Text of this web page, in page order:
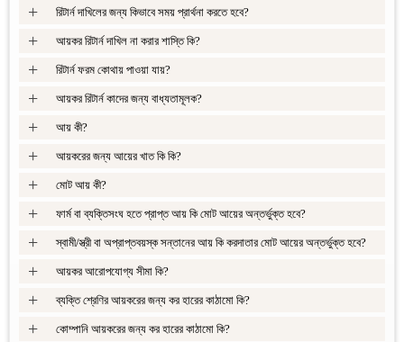
রিটার্ন দাখিলের জন্য কিভাবে সময় প্রার্থনা করতে হবে?
+
আয়কর রিটার্ন দাখিল না করার শাস্তি কি?
+
রিটার্ন ফরম কোথায় পাওয়া যায়?
+
আয়কর রিটার্ন কাদের জন্য বাধ্যতামূলক?
+
আয় কী?
+
আয়করের জন্য আয়ের খাত কি কি?
+
মোট আয় কী?
+
ফার্ম বা ব্যক্তিসংঘ হতে প্রাপ্ত আয় কি মোট আয়ের অন্তর্ভুক্ত হবে?
+
স্বামী/স্ত্রী বা অপ্রাপ্তবয়স্ক সন্তানের আয় কি করদাতার মোট আয়ের অন্তর্ভুক্ত হবে?
+
আয়কর আরোপযোগ্য সীমা কি?
+
ব্যক্তি শ্রেণির আয়করের জন্য কর হারের কাঠামো কি?
+
কোম্পানি আয়করের জন্য কর হারের কাঠামো কি?
+